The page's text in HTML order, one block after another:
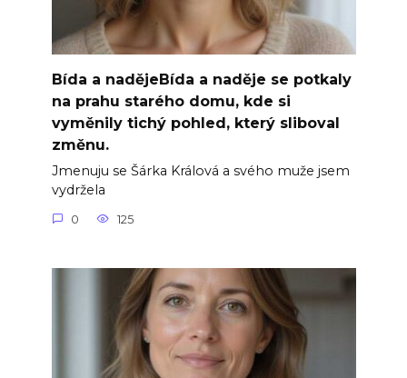
Bída a nadějeBída a naděje se potkaly
na prahu starého domu, kde si
vyměnily tichý pohled, který sliboval
změnu.
Jmenuju se Šárka Králová a svého muže jsem
vydržela
0 125